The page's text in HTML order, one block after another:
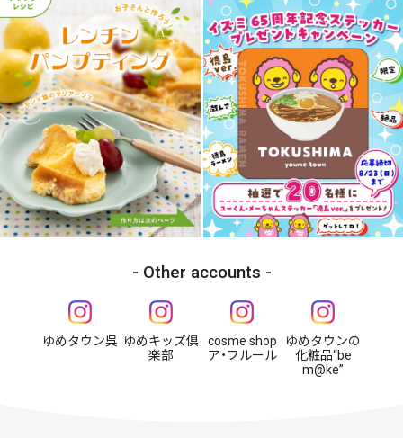
Other accounts
ゆめタウン呉 ゆめキッズ倶
楽部
cosme shop
ア・フルール
ゆめタウンの
化粧品“be
m@ke”